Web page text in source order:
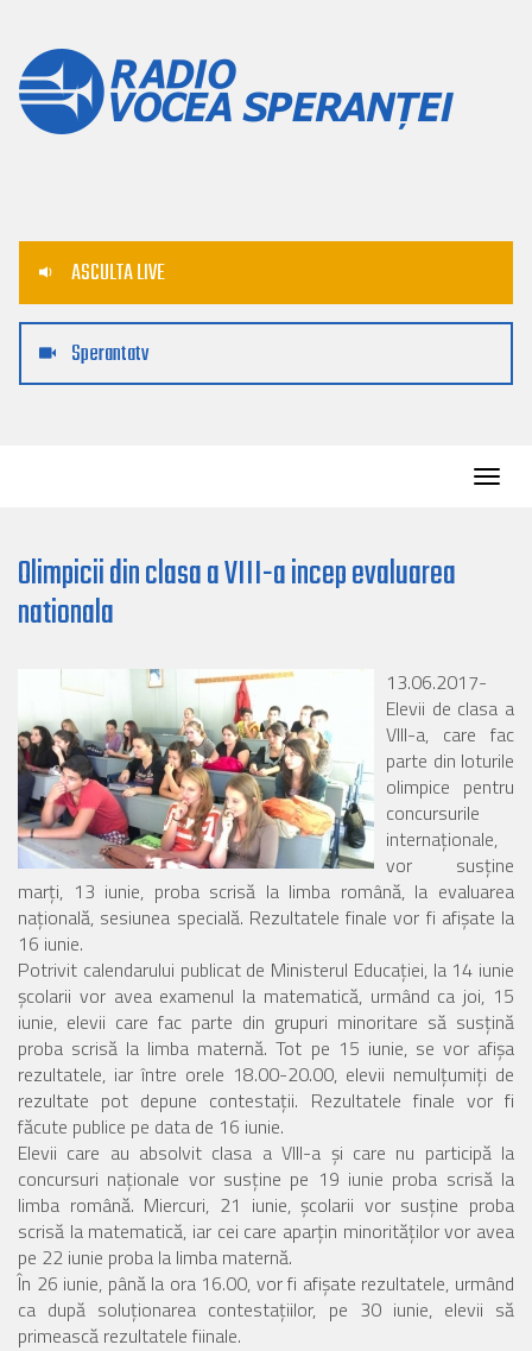
ASCULTA LIVE
Sperantatv
Olimpicii din clasa a VIII-a incep evaluarea
nationala
13.06.2017-
Elevii de clasa a
VIII-a, care fac
parte din loturile
olimpice pentru
concursurile
internaţionale,
vor susţine
marţi, 13 iunie, proba scrisă la limba română, la evaluarea
naţională, sesiunea specială. Rezultatele finale vor fi afişate la
16 iunie.
Potrivit calendarului publicat de Ministerul Educaţiei, la 14 iunie
şcolarii vor avea examenul la matematică, urmând ca joi, 15
iunie, elevii care fac parte din grupuri minoritare să susţină
proba scrisă la limba maternă. Tot pe 15 iunie, se vor afişa
rezultatele, iar între orele 18.00-20.00, elevii nemulţumiţi de
rezultate pot depune contestaţii. Rezultatele finale vor fi
făcute publice pe data de 16 iunie.
Elevii care au absolvit clasa a VIII-a şi care nu participă la
concursuri naţionale vor susţine pe 19 iunie proba scrisă la
limba română. Miercuri, 21 iunie, şcolarii vor susţine proba
scrisă la matematică, iar cei care aparţin minorităţilor vor avea
pe 22 iunie proba la limba maternă.
În 26 iunie, până la ora 16.00, vor fi afişate rezultatele, urmând
ca după soluţionarea contestaţiilor, pe 30 iunie, elevii să
primească rezultatele fiinale.